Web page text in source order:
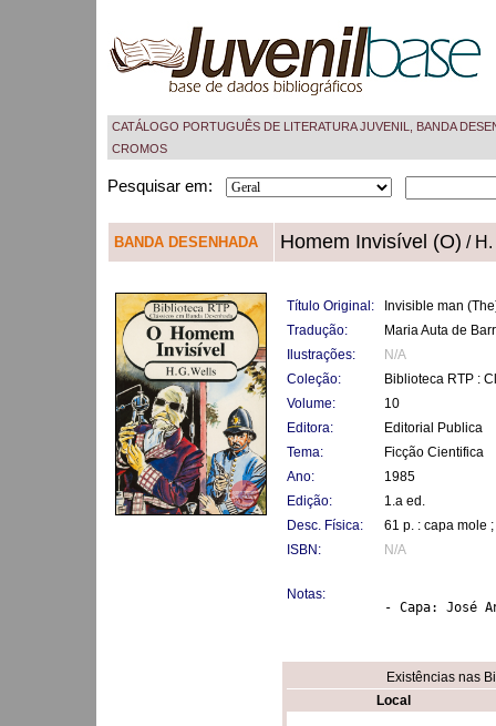
CATÁLOGO PORTUGUÊS DE LITERATURA JUVENIL, BANDA
CROMOS
Pesquisar em:
BANDA DESENHADA Homem Invisível (O) /
Título Original:
Invisible man
Tradução:
Maria Auta de
Ilustrações:
N/A
Coleção:
Biblioteca RTP :
Volume:
10
Editora:
Editorial Publica
Tema:
Ficção Cientifica
Ano:
1985
Edição:
1.a ed.
Desc. Física:
61 p. : capa mole
ISBN:
N/A
Notas:
- Capa: José
Existências nas
Local